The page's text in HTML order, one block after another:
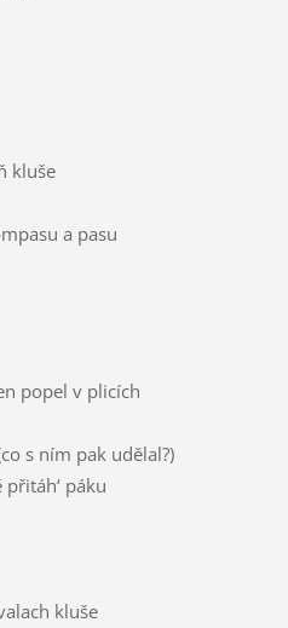
kluše
a pasu
popel v plicích
udělal?)
přitáh‘ páku
kluše